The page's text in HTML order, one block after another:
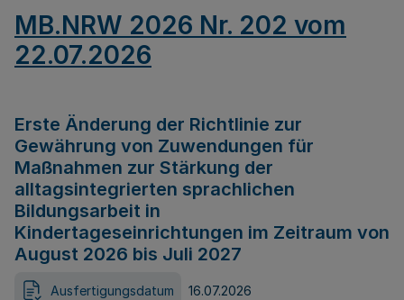
MB.NRW 2026 Nr. 202 vom
22.07.2026
Erste Änderung der Richtlinie zur
Gewährung von Zuwendungen für
Maßnahmen zur Stärkung der
alltagsintegrierten sprachlichen
Bildungsarbeit in
Kindertageseinrichtungen im Zeitraum von
August 2026 bis Juli 2027
Ausfertigungsdatum 16.07.2026